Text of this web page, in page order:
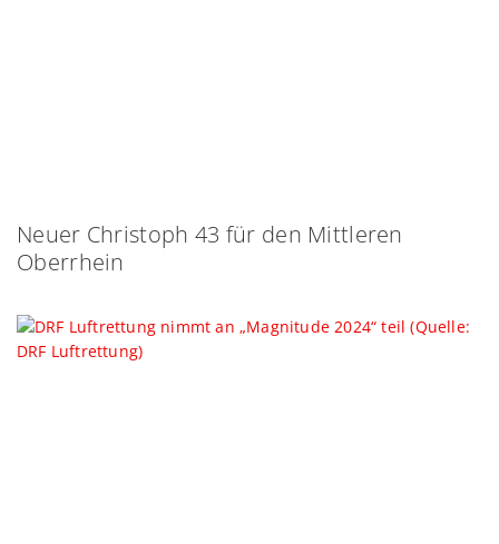
Neuer Christoph 43 für den Mittleren
Oberrhein